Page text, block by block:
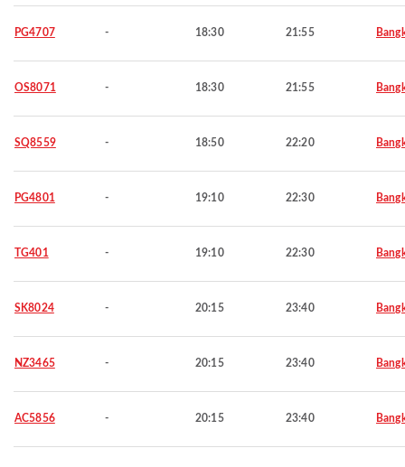
PG4707 - 18:30 21:55
OS8071 - 18:30 21:55
SQ8559 - 18:50 22:20
PG4801 - 19:10 22:30
TG401 - 19:10 22:30
SK8024 - 20:15 23:40
NZ3465 - 20:15 23:40
AC5856 - 20:15 23:40